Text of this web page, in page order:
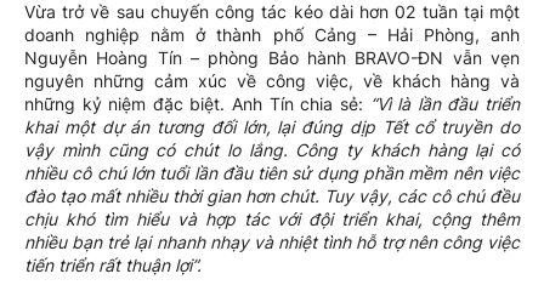
Vừa trở về sau chuyến công tác kéo dài hơn 02 tuần tại một
doanh nghiệp nằm ở thành phố Cảng – Hải Phòng, anh
Nguyễn Hoàng Tín – phòng Bảo hành BRAVO-ĐN vẫn vẹn
nguyên những cảm xúc về công việc, về khách hàng và
những kỷ niệm đặc biệt. Anh Tín chia sẻ: “Vì là lần đầu triển
khai một dự án tương đối lớn, lại đúng dịp Tết cổ truyền do
vậy mình cũng có chút lo lắng. Công ty khách hàng lại có
nhiều cô chú lớn tuổi lần đầu tiên sử dụng phần mềm nên việc
đào tạo mất nhiều thời gian hơn chút. Tuy vậy, các cô chú đều
chịu khó tìm hiểu và hợp tác với đội triển khai, cộng thêm
nhiều bạn trẻ lại nhanh nhạy và nhiệt tình hỗ trợ nên công việc
tiến triển rất thuận lợi”.